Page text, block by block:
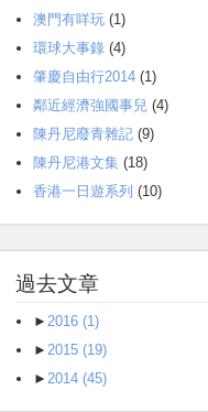
澳門有咩玩 (1)
環球大事錄 (4)
肇慶自由行2014 (1)
鄰近經濟強國事兒 (4)
陳丹尼廢青雜記 (9)
陳丹尼港文集 (18)
香港一日遊系列 (10)
過去文章
► 2016 (1)
► 2015 (19)
► 2014 (45)